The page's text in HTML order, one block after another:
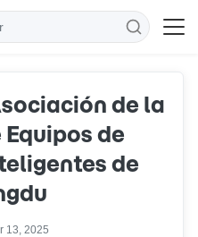
de la
de
de
13, 2025